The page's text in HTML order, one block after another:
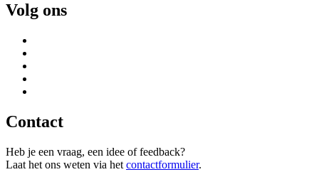
Volg ons
Contact
Heb je een vraag, een idee of feedback?
Laat het ons weten via het contactformulier.